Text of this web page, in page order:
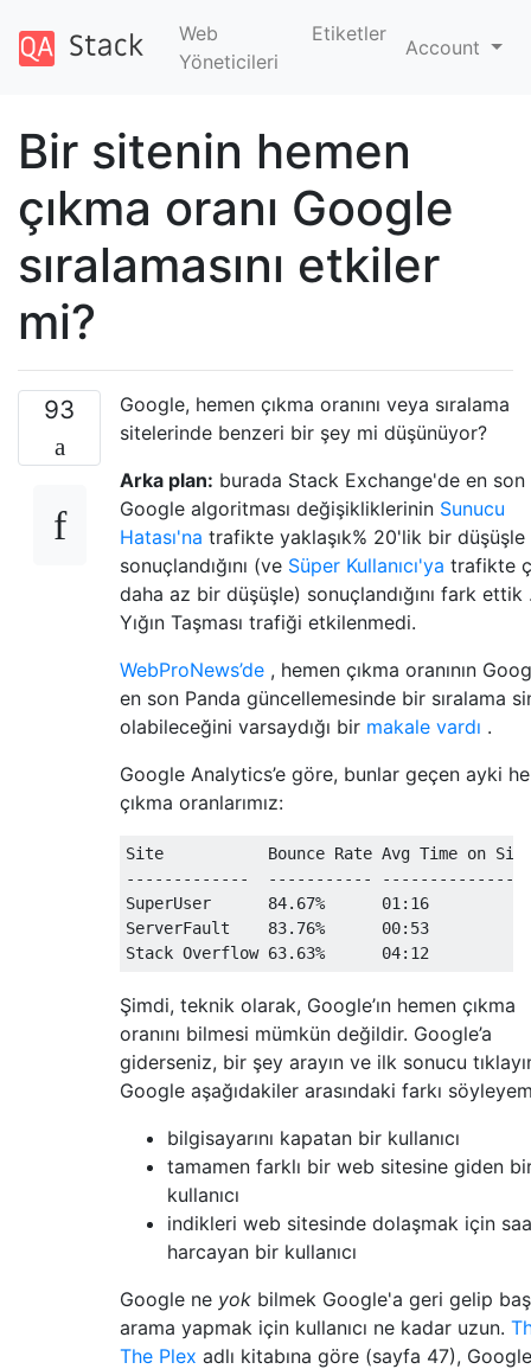
Web
Yöneticileri
Etiketler
Account
Bir sitenin hemen
çıkma oranı Google
sıralamasını etkiler
mi?
93
Google, hemen çıkma oranını veya sıralama
sitelerinde benzeri bir şey mi düşünüyor?
Arka plan: burada Stack Exchange'de en son
Google algoritması değişikliklerinin Sunucu
Hatası'na trafikte yaklaşık% 20'lik bir düşüşle
sonuçlandığını (ve Süper Kullanıcı'ya trafikte
daha az bir düşüşle) sonuçlandığını fark ettik
Yığın Taşması trafiği etkilenmedi.
WebProNews’de , hemen çıkma oranının
en son Panda güncellemesinde bir sıralama
olabileceğini varsaydığı bir makale vardı .
Google Analytics’e göre, bunlar geçen ayki
çıkma oranlarımız:
Site           Bounce Rate Avg Time on
-------------  -----------
SuperUser      84.67%      01:16
ServerFault    83.76%      00:53
Şimdi, teknik olarak, Google’ın hemen çıkma
oranını bilmesi mümkün değildir. Google’a
giderseniz, bir şey arayın ve ilk sonucu
Google aşağıdakiler arasındaki farkı
bilgisayarını kapatan bir kullanıcı
tamamen farklı bir web sitesine giden
kullanıcı
indikleri web sitesinde dolaşmak için
harcayan bir kullanıcı
Google ne yok bilmek Google'a geri gelip
arama yapmak için kullanıcı ne kadar uzun.
The Plex adlı kitabına göre (sayfa 47), Google